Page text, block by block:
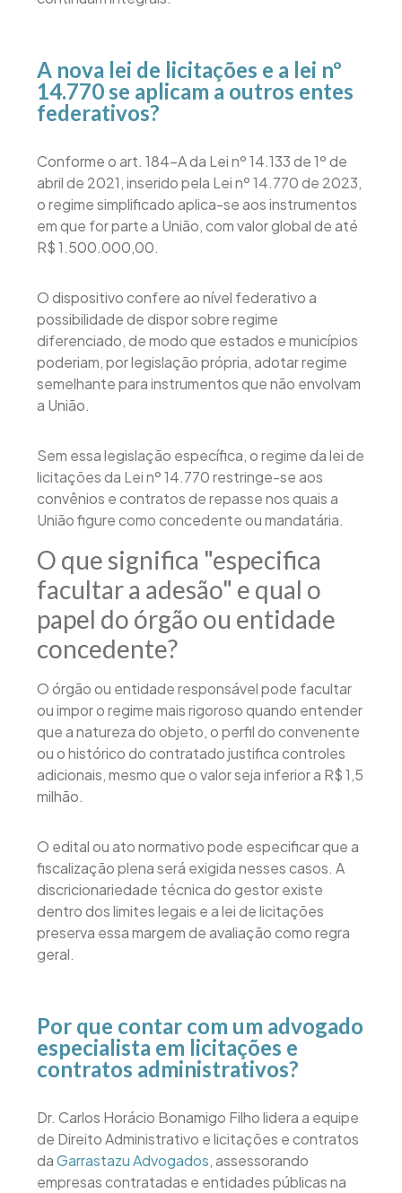
A nova lei de licitações e a lei nº
14.770 se aplicam a outros entes
federativos?
Conforme o art. 184-A da Lei nº 14.133 de 1º de
abril de 2021, inserido pela Lei nº 14.770 de 2023,
o regime simplificado aplica-se aos instrumentos
em que for parte a União, com valor global de até
R$ 1.500.000,00.
O dispositivo confere ao nível federativo a
possibilidade de dispor sobre regime
diferenciado, de modo que estados e municípios
poderiam, por legislação própria, adotar regime
semelhante para instrumentos que não envolvam
a União.
Sem essa legislação específica, o regime da lei de
licitações da Lei nº 14.770 restringe-se aos
convênios e contratos de repasse nos quais a
União figure como concedente ou mandatária.
O que significa "especifica
facultar a adesão" e qual o
papel do órgão ou entidade
concedente?
O órgão ou entidade responsável pode facultar
ou impor o regime mais rigoroso quando entender
que a natureza do objeto, o perfil do convenente
ou o histórico do contratado justifica controles
adicionais, mesmo que o valor seja inferior a R$ 1,5
milhão.
O edital ou ato normativo pode especificar que a
fiscalização plena será exigida nesses casos. A
discricionariedade técnica do gestor existe
dentro dos limites legais e a lei de licitações
preserva essa margem de avaliação como regra
geral.
Por que contar com um advogado
especialista em licitações e
contratos administrativos?
Dr. Carlos Horácio Bonamigo Filho lidera a equipe
de Direito Administrativo e licitações e contratos
daGarrastazu Advogados, assessorando
empresas contratadas e entidades públicas na